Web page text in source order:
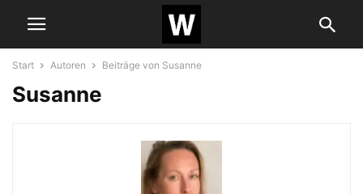
Start Autoren Beiträge von Susanne
Susanne